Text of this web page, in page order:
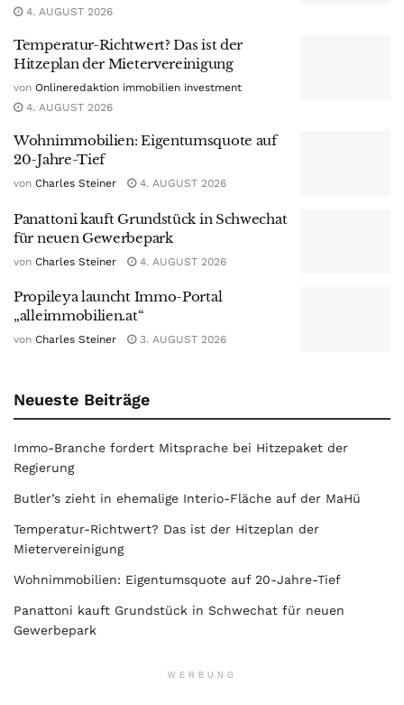
4. AUGUST 2026
Temperatur-Richtwert? Das ist der
Hitzeplan der Mietervereinigung
von Onlineredaktion immobilien investment
4. AUGUST 2026
Wohnimmobilien: Eigentumsquote auf
20-Jahre-Tief
von Charles Steiner 4. AUGUST 2026
Panattoni kauft Grundstück in Schwechat
für neuen Gewerbepark
von Charles Steiner 4. AUGUST 2026
Propileya launcht Immo-Portal
„alleimmobilien.at“
von Charles Steiner 3. AUGUST 2026
Neueste Beiträge
Immo-Branche fordert Mitsprache bei Hitzepaket der
Regierung
Butler’s zieht in ehemalige Interio-Fläche auf der MaHü
Temperatur-Richtwert? Das ist der Hitzeplan der
Mietervereinigung
Wohnimmobilien: Eigentumsquote auf 20-Jahre-Tief
Panattoni kauft Grundstück in Schwechat für neuen
Gewerbepark
WERBUNG